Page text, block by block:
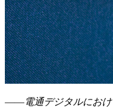
――電通デジタルにおけ